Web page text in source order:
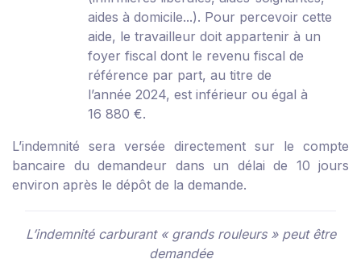
aides à domicile...). Pour percevoir cette
aide, le travailleur doit appartenir à un
foyer fiscal dont le revenu fiscal de
référence par part, au titre de
l’année 2024, est inférieur ou égal à
16 880 €.
L’indemnité sera versée directement sur le compte
bancaire du demandeur dans un délai de 10 jours
environ après le dépôt de la demande.
L’indemnité carburant « grands rouleurs » peut être
demandée